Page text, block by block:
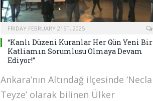
FRIDAY FEBRUARY 21ST, 2025
“Kanlı Düzeni Kuranlar Her Gün Yeni Bir
Katliamın Sorumlusu Olmaya Devam
Ediyor!”
Ankara’nın Altındağ ilçesinde ‘Necla
Teyze’ olarak bilinen Ülker